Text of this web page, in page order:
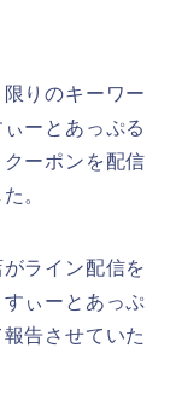
りのキーワー
ーとあっぷる
ーポンを配信
。
ライン配信を
ぃーとあっぷ
告させていた